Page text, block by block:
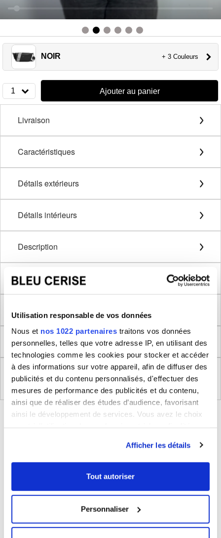
Utilisation responsable de vos données
Nous et nos 1022 partenaires traitons vos données
personnelles, telles que votre adresse IP, en utilisant des
technologies comme les cookies pour stocker et accéder
à des informations sur votre appareil, afin de diffuser des
publicités et du contenu personnalisés, d'effectuer des
mesures de performance des publicités et du contenu,
ainsi que de réaliser des études d’audience, favorisant
ainsi le développement de services. Vous avez le choix
tout moment en consultant la Déclaration relative aux
cookies ou en cliquant sur l'icône de confidentialité.
Collecter des informations sur votre localisation
géographique qui peuvent être précises à plusieurs
mètres près
Afficher les détails
Tout autoriser
Personnaliser
NOIR + 3 Couleurs
1 Ajouter au panier
Livraison
Caractéristiques
Détails extérieurs
Détails intérieurs
Description
Méthode de mesure
Dimensions produit
Retour
Règlement (UE) 2023/988 relatifs à la Sécurité
Générale des Produits
BLEUCERISE VOUS CONSEILLE
Parapluie pliable avec ouverture et